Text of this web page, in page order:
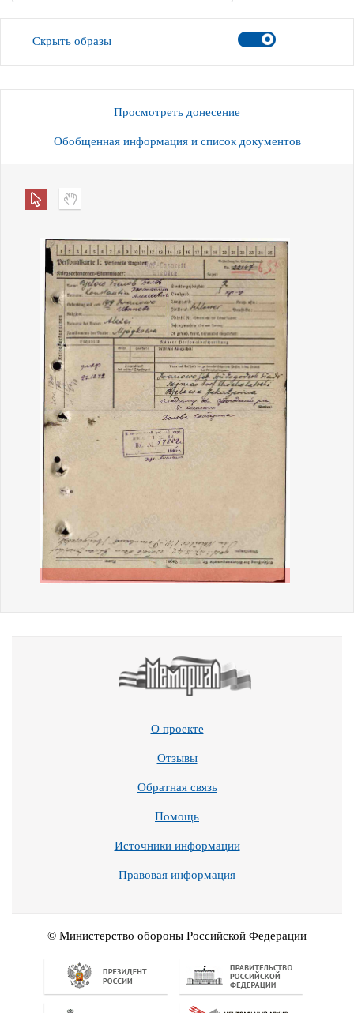
Скрыть образы
Просмотреть донесение
Обобщенная информация и список документов
О проекте
Отзывы
Обратная связь
Помощь
Источники информации
Правовая информация
© Министерство обороны Российской Федерации